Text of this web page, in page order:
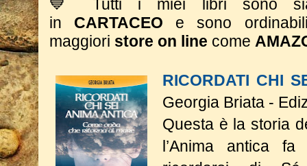
💙 Tutti i miei libri sono
in CARTACEO e sono
maggiori store on line come
RICORDATI CHI
Georgia Briata -
Questa è la storia
l’Anima antica